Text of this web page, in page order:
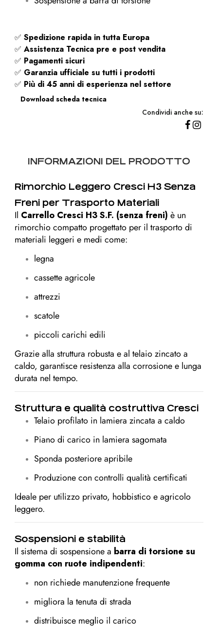
✅ Spedizione rapida in tutta Europa
✅ Assistenza Tecnica pre e post vendita
✅ Pagamenti sicuri
✅ Garanzia ufficiale su tutti i prodotti
✅ Più di 45 anni di esperienza nel settore
Download scheda tecnica
Condividi anche su:
INFORMAZIONI DEL PRODOTTO
Rimorchio Leggero Cresci H3 Senza
Freni per Trasporto Materiali
Il Carrello Cresci H3 S.F. (senza freni) è un
rimorchio compatto progettato per il trasporto di
materiali leggeri e medi come:
legna
cassette agricole
attrezzi
scatole
piccoli carichi edili
Grazie alla struttura robusta e al telaio zincato a
caldo, garantisce resistenza alla corrosione e lunga
durata nel tempo.
Struttura e qualità costruttiva Cresci
Telaio profilato in lamiera zincata a caldo
Piano di carico in lamiera sagomata
Sponda posteriore apribile
Produzione con controlli qualità certificati
Ideale per utilizzo privato, hobbistico e agricolo
leggero.
Sospensioni e stabilità
Il sistema di sospensione a barra di torsione su
gomma con ruote indipendenti:
non richiede manutenzione frequente
migliora la tenuta di strada
distribuisce meglio il carico